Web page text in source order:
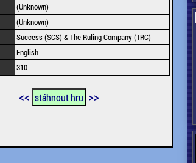
(Unknown)
(Unknown)
Success (SCS) & The Ruling Company (TRC)
English
310
<< stáhnout hru >>